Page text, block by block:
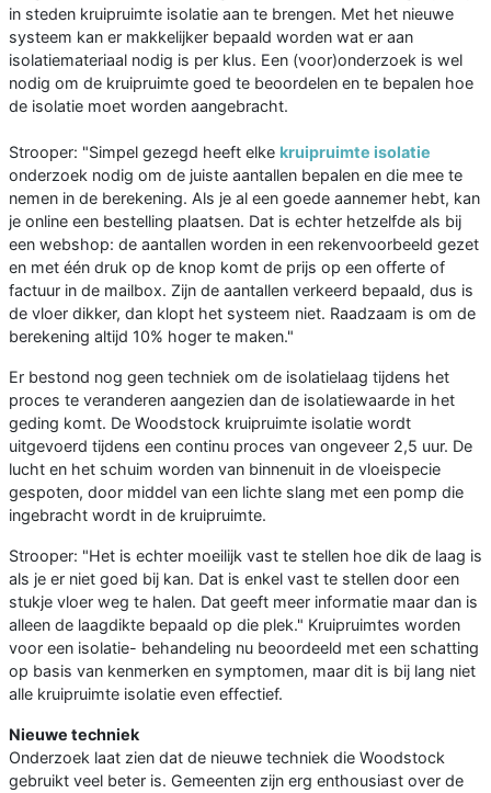
in steden kruipruimte isolatie aan te brengen. Met het nieuwe
systeem kan er makkelijker bepaald worden wat er aan
isolatiemateriaal nodig is per klus. Een (voor)onderzoek is wel
nodig om de kruipruimte goed te beoordelen en te bepalen hoe
de isolatie moet worden aangebracht.
Strooper: "Simpel gezegd heeft elke kruipruimte isolatie
onderzoek nodig om de juiste aantallen bepalen en die mee te
nemen in de berekening. Als je al een goede aannemer hebt, kan
je online een bestelling plaatsen. Dat is echter hetzelfde als bij
een webshop: de aantallen worden in een rekenvoorbeeld gezet
en met één druk op de knop komt de prijs op een offerte of
factuur in de mailbox. Zijn de aantallen verkeerd bepaald, dus is
de vloer dikker, dan klopt het systeem niet. Raadzaam is om de
berekening altijd 10% hoger te maken."
Er bestond nog geen techniek om de isolatielaag tijdens het
proces te veranderen aangezien dan de isolatiewaarde in het
geding komt. De Woodstock kruipruimte isolatie wordt
uitgevoerd tijdens een continu proces van ongeveer 2,5 uur. De
lucht en het schuim worden van binnenuit in de vloeispecie
gespoten, door middel van een lichte slang met een pomp die
ingebracht wordt in de kruipruimte.
Strooper: "Het is echter moeilijk vast te stellen hoe dik de laag is
als je er niet goed bij kan. Dat is enkel vast te stellen door een
stukje vloer weg te halen. Dat geeft meer informatie maar dan is
alleen de laagdikte bepaald op die plek." Kruipruimtes worden
voor een isolatie- behandeling nu beoordeeld met een schatting
op basis van kenmerken en symptomen, maar dit is bij lang niet
alle kruipruimte isolatie even effectief.
Nieuwe techniek
Onderzoek laat zien dat de nieuwe techniek die Woodstock
gebruikt veel beter is. Gemeenten zijn erg enthousiast over de